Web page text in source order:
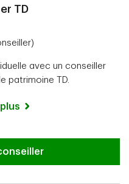
TD
avec un conseiller
patrimoine TD.